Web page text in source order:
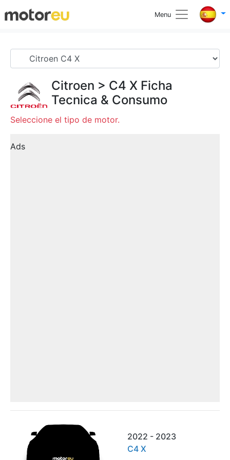
Menu
Citroen > C4 X Ficha
Tecnica & Consumo
Seleccione el tipo de motor.
Ads
2022 - 2023
C4 X